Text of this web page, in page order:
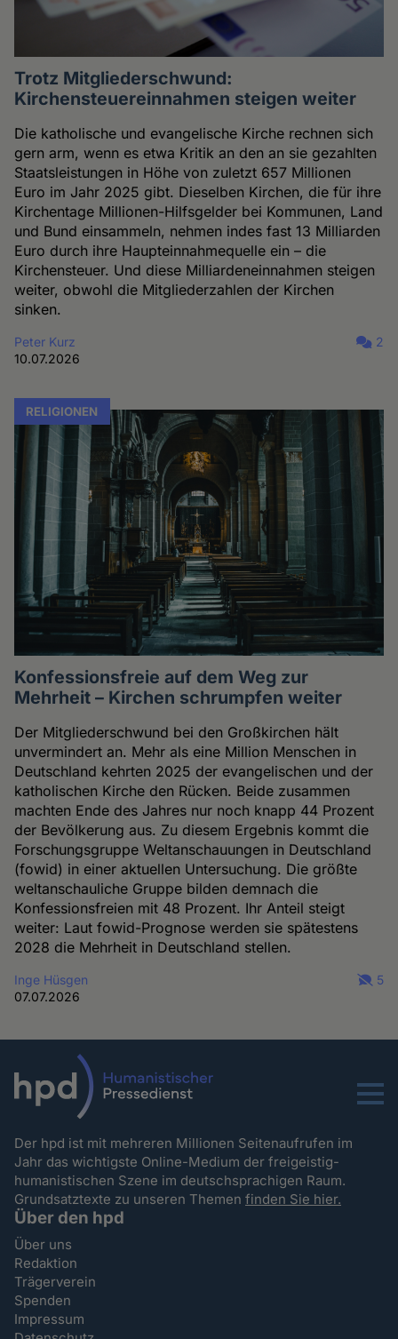
Trotz Mitgliederschwund:
Kirchensteuereinnahmen steigen weiter
Die katholische und evangelische Kirche rechnen sich
gern arm, wenn es etwa Kritik an den an sie gezahlten
Staatsleistungen in Höhe von zuletzt 657 Millionen
Euro im Jahr 2025 gibt. Dieselben Kirchen, die für ihre
Kirchentage Millionen-Hilfsgelder bei Kommunen, Land
und Bund einsammeln, nehmen indes fast 13 Milliarden
Euro durch ihre Haupteinnahmequelle ein – die
Kirchensteuer. Und diese Milliardeneinnahmen steigen
weiter, obwohl die Mitgliederzahlen der Kirchen
sinken.
Peter Kurz
10.07.2026
2
RELIGIONEN
Konfessionsfreie auf dem Weg zur
Mehrheit – Kirchen schrumpfen weiter
Der Mitgliederschwund bei den Großkirchen hält
unvermindert an. Mehr als eine Million Menschen in
Deutschland kehrten 2025 der evangelischen und der
katholischen Kirche den Rücken. Beide zusammen
machten Ende des Jahres nur noch knapp 44 Prozent
der Bevölkerung aus. Zu diesem Ergebnis kommt die
Forschungsgruppe Weltanschauungen in Deutschland
(fowid) in einer aktuellen Untersuchung. Die größte
weltanschauliche Gruppe bilden demnach die
Konfessionsfreien mit 48 Prozent. Ihr Anteil steigt
weiter: Laut fowid-Prognose werden sie spätestens
2028 die Mehrheit in Deutschland stellen.
Inge Hüsgen
07.07.2026
5
Menu
Der hpd ist mit mehreren Millionen Seitenaufrufen im
Jahr das wichtigste Online-Medium der freigeistig-
humanistischen Szene im deutschsprachigen Raum.
Grundsatztexte zu unseren Themenfinden Sie hier.
Über den hpd
Über uns
Redaktion
Trägerverein
Spenden
Impressum